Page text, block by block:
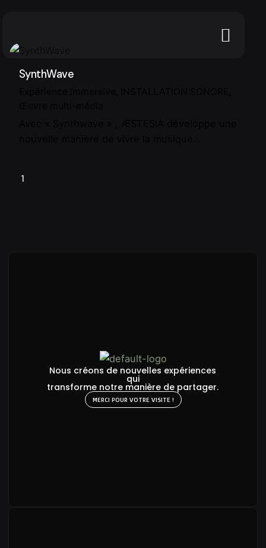
SynthWave
1
Nous créons de nouvelles expériences
qui
transforme notre manière de partager.
MERCI POUR VOTRE VISITE !